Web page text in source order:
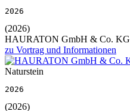
2026
(2026)
HAURATON GmbH & Co. KG
zu Vortrag und Informationen
Naturstein
2026
(2026)